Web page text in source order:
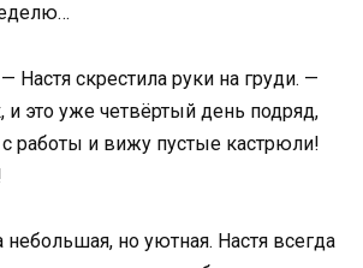
Настя скрестила руки на груди. —
и это уже четвёртый день подряд,
работы и вижу пустые кастрюли!
небольшая, но уютная. Настя всегда